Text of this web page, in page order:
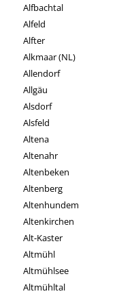
Alfbachtal
Alfeld
Alfter
Alkmaar (NL)
Allendorf
Allgäu
Alsdorf
Alsfeld
Altena
Altenahr
Altenbeken
Altenberg
Altenhundem
Altenkirchen
Alt-Kaster
Altmühl
Altmühlsee
Altmühltal